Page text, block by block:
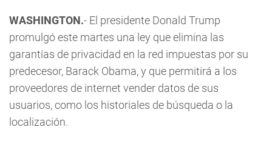
WASHINGTON.- El presidente Donald Trump
promulgó este martes una ley que elimina las
garantías de privacidad en la red impuestas por su
predecesor, Barack Obama, y que permitirá a los
proveedores de internet vender datos de sus
usuarios, como los historiales de búsqueda o la
localización.